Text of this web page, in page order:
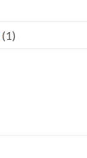
(1)